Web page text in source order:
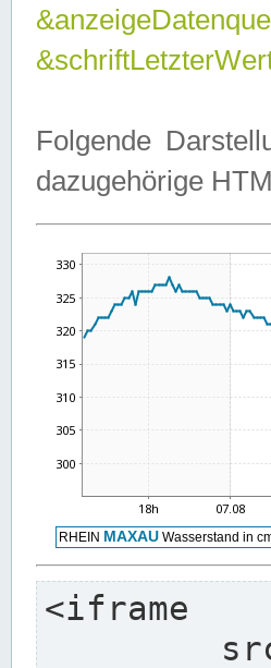
Folgende
dazugehörige
<iframe